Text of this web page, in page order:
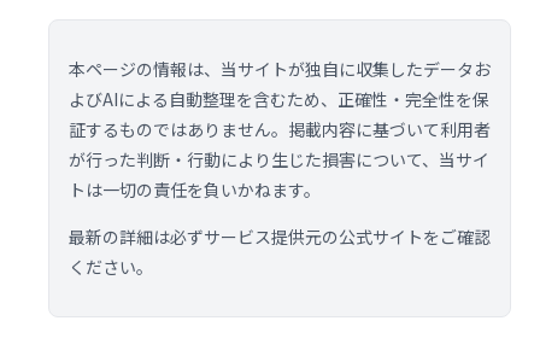
本ページの情報は、当サイトが独自に収集したデータお
よびAIによる自動整理を含むため、正確性・完全性を保
証するものではありません。掲載内容に基づいて利用者
が行った判断・行動により生じた損害について、当サイ
トは一切の責任を負いかねます。
最新の詳細は必ずサービス提供元の公式サイトをご確認
ください。